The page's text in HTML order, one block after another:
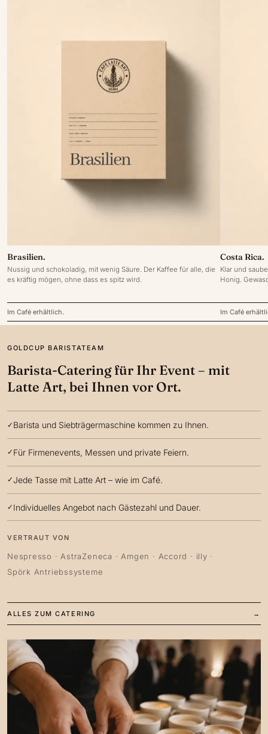
Brasilien.
Nussig und schokoladig, mit wenig Säure. Der Kaffee für alle, die
es kräftig mögen, ohne dass es spitz wird.
Im Café erhältlich.
Costa Rica.
Klar und
Honig.
Im Café
GOLDCUP BARISTATEAM
Barista-Catering für Ihr Event – mit
Latte Art, bei Ihnen vor Ort.
Barista und Siebträgermaschine kommen zu Ihnen.
Für Firmenevents, Messen und private Feiern.
Jede Tasse mit Latte Art – wie im Café.
Individuelles Angebot nach Gästezahl und Dauer.
VERTRAUT VON
Nespresso · AstraZeneca · Amgen · Accord · illy ·
Spörk Antriebssysteme
ALLES ZUM CATERING →